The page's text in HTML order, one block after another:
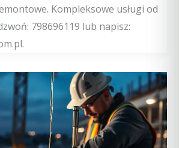
Kompleksowe usługi od
798696119 lub napisz: